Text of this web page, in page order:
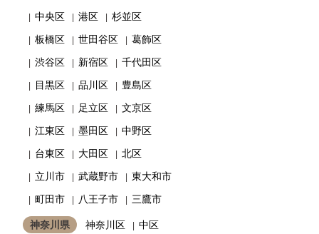
中央区
港区
杉並区
板橋区
世田谷区
葛飾区
渋谷区
新宿区
千代田区
目黒区
品川区
豊島区
練馬区
足立区
文京区
江東区
墨田区
中野区
台東区
大田区
北区
立川市
武蔵野市
東大和市
町田市
八王子市 三鷹市
神奈川県 神奈川区
中区